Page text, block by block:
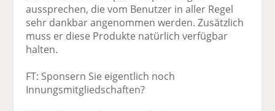
aussprechen, die vom Benutzer in aller Regel
sehr dankbar angenommen werden. Zusätzlich
muss er diese Produkte natürlich verfügbar
halten.
FT: Sponsern Sie eigentlich noch
Innungsmitgliedschaften?